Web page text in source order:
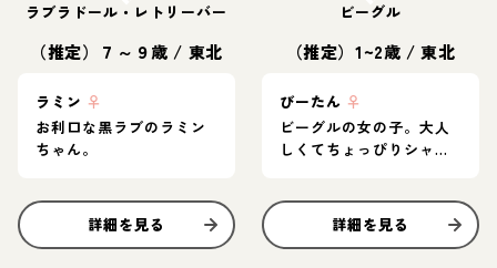
ラブラドール・レトリーバー
（推定）７～９歳 / 東北
ラミン ♀
お利口な黒ラブのラミン
ちゃん。
詳細を見る
ビーグル
（推定）1~2歳 /東北
びーたん ♀
ビーグルの女の子。大人
しくてちょっぴりシャイ
詳細を見る